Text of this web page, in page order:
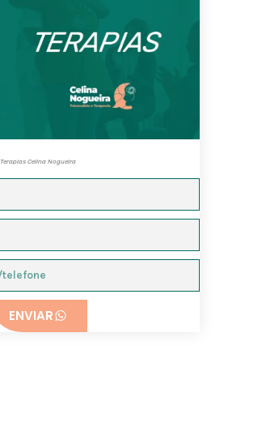
Terapias Celina Nogueira
ENVIAR